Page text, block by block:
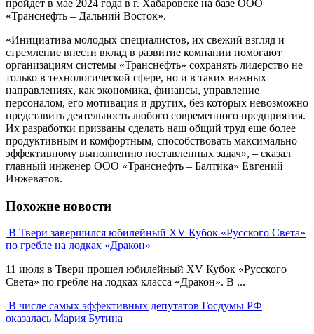
пройдет в мае 2024 года в г. Хабаровске на базе ООО
«Транснефть – Дальний Восток».
«Инициатива молодых специалистов, их свежий взгляд и
стремление внести вклад в развитие компании помогают
организациям системы «Транснефть» сохранять лидерство не
только в технологической сфере, но и в таких важных
направлениях, как экономика, финансы, управление
персоналом, его мотивация и других, без которых невозможно
представить деятельность любого современного предприятия.
Их разработки призваны сделать наш общий труд еще более
продуктивным и комфортным, способствовать максимально
эффективному выполнению поставленных задач», – сказал
главный инженер ООО «Транснефть – Балтика» Евгений
Инжеватов.
Похожие новости
В Твери завершился юбилейный XV Кубок «Русского Света»
по гребле на лодках «Дракон»
11 июля в Твери прошел юбилейный XV Кубок «Русского
Света» по гребле на лодках класса «Дракон». В ...
В числе самых эффективных депутатов Госдумы РФ
оказалась Мария Бутина